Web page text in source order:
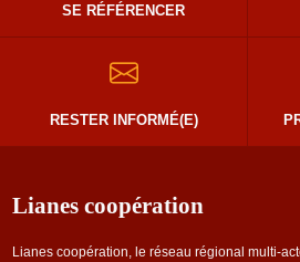
SE RÉFÉRENCER
RESTER INFORMÉ(E)
Lianes coopération
Lianes coopération, le réseau régional multi-